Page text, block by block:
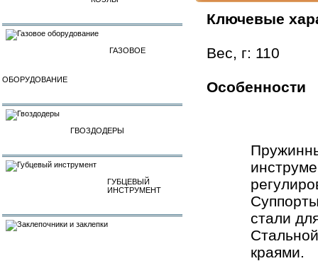
ГАЗОВОЕ
ОБОРУДОВАНИЕ
ГВОЗДОДЕРЫ
ГУБЦЕВЫЙ
ИНСТРУМЕНТ
Ключевые
Вес, г: 110
Особенности
стали
краями.